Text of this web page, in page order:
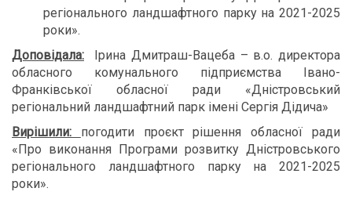
регіонального ландшафтного парку на 2021-2025
роки».
Доповідала: Ірина Дмитраш-Вацеба – в.о. директора
обласного комунального підприємства Івано-
Франківської обласної ради «Дністровський
регіональний ландшафтний парк імені Сергія Дідича»
Вирішили: погодити проєкт рішення обласної ради
«Про виконання Програми розвитку Дністровського
регіонального ландшафтного парку на 2021-2025
роки».